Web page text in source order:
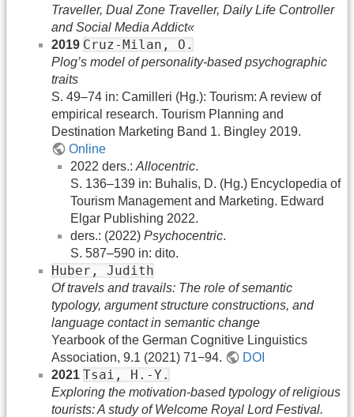
Traveller, Dual Zone Traveller, Daily Life Controller
and Social Media Addict«
2019 Cruz-Milan, O.
Plog’s model of personality-based psychographic
traits
S. 49–74 in: Camilleri (Hg.): Tourism: A review of
empirical research. Tourism Planning and
Destination Marketing Band 1. Bingley 2019.
Online
2022 ders.: Allocentric.
S. 136–139 in: Buhalis, D. (Hg.) Encyclopedia of
Tourism Management and Marketing. Edward
Elgar Publishing 2022.
ders.: (2022) Psychocentric.
S. 587–590 in: dito.
Huber, Judith
Of travels and travails: The role of semantic
typology, argument structure constructions, and
language contact in semantic change
Yearbook of the German Cognitive Linguistics
Association, 9.1 (2021) 71−94.
DOI
2021 Tsai, H.-Y.
Exploring the motivation-based typology of religious
tourists: A study of Welcome Royal Lord Festival.